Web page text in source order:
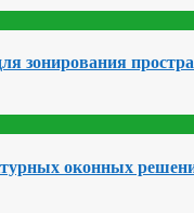
зонирования
оконных